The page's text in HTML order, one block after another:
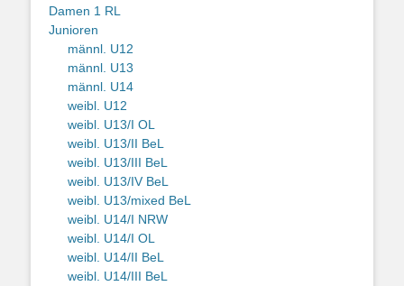
Damen 1 RL
Junioren
männl. U12
männl. U13
männl. U14
weibl. U12
weibl. U13/I OL
weibl. U13/II BeL
weibl. U13/III BeL
weibl. U13/IV BeL
weibl. U13/mixed BeL
weibl. U14/I NRW
weibl. U14/I OL
weibl. U14/II BeL
weibl. U14/III BeL